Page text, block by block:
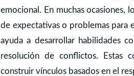
emocional. En muchas ocasiones,
de expectativas o problemas para
ayuda a desarrollar habilidades
resolución de conflictos. Estas
construir vínculos basados en el